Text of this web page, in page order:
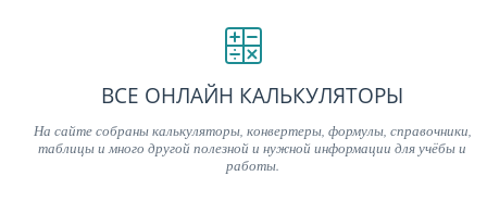
ВСЕ ОНЛАЙН КАЛЬКУЛЯТОРЫ
На сайте собраны калькуляторы, конвертеры, формулы, справочники,
таблицы и много другой полезной и нужной информации для учёбы и
работы.